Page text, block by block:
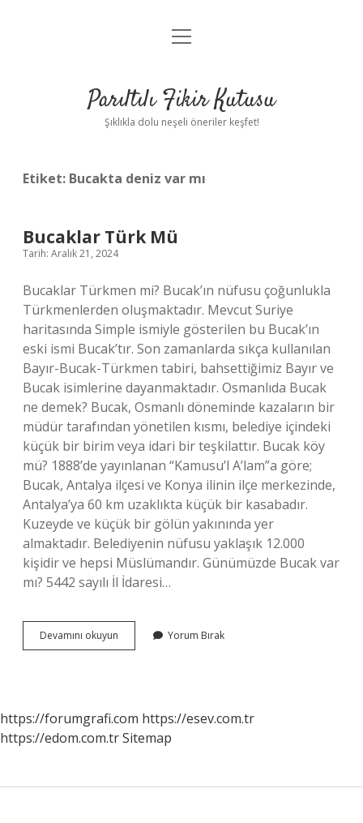
Anasayfa
Yasal Uyarı
menüyü
Parıltılı Fikir Kutusu
Şıklıkla dolu neşeli öneriler keşfet!
Etiket: Bucakta deniz var mı
Bucaklar Türk Mü
Tarih: Aralık 21, 2024
Bucaklar Türkmen mi? Bucak’ın nüfusu çoğunlukla
Türkmenlerden oluşmaktadır. Mevcut Suriye
haritasında Simple ismiyle gösterilen bu Bucak’ın
eski ismi Bucak’tır. Son zamanlarda sıkça kullanılan
Bayır-Bucak-Türkmen tabiri, bahsettiğimiz Bayır ve
Bucak isimlerine dayanmaktadır. Osmanlıda Bucak
ne demek? Bucak, Osmanlı döneminde kazaların bir
müdür tarafından yönetilen kısmı, belediye içindeki
küçük bir birim veya idari bir teşkilattır. Bucak köy
mü? 1888’de yayınlanan “Kamusu’l A’lam”a göre;
Bucak, Antalya ilçesi ve Konya ilinin ilçe merkezinde,
Antalya’ya 60 km uzaklıkta küçük bir kasabadır.
Kuzeyde ve küçük bir gölün yakınında yer
almaktadır. Belediyenin nüfusu yaklaşık 12.000
kişidir ve hepsi Müslümandır. Günümüzde Bucak var
mı? 5442 sayılı İl İdaresi…
Devamını okuyun Bucaklar
Türk
Yorum Bırak
https://forumgrafi.com https://esev.com.tr
https://edom.com.trSitemap